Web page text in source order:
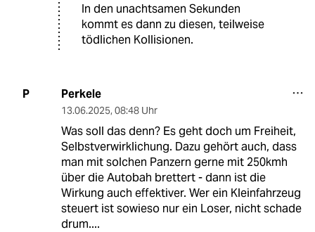
In den unachtsamen Sekunden
kommt es dann zu diesen, teilweise
tödlichen Kollisionen.
P Perkele
13.06.2025, 08:48 Uhr
Was soll das denn? Es geht doch um Freiheit,
Selbstverwirklichung. Dazu gehört auch, dass
man mit solchen Panzern gerne mit 250kmh
über die Autobah brettert - dann ist die
Wirkung auch effektiver. Wer ein Kleinfahrzeug
steuert ist sowieso nur ein Loser, nicht schade
drum....